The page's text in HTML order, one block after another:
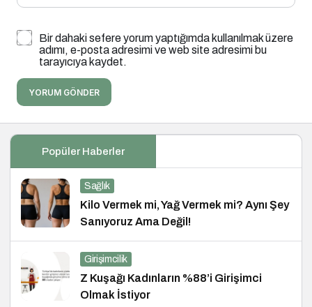
Bir dahaki sefere yorum yaptığımda kullanılmak üzere
adımı, e-posta adresimi ve web site adresimi bu
tarayıcıya kaydet.
YORUM GÖNDER
Popüler Haberler
Sağlık
Kilo Vermek mi, Yağ Vermek mi? Aynı Şey
Sanıyoruz Ama Değil!
Girişimcilik
Z Kuşağı Kadınların %88’i Girişimci
Olmak İstiyor